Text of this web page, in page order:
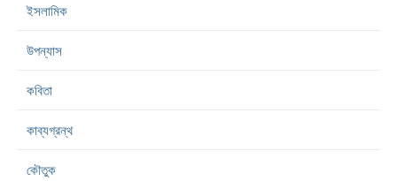
ইসলামিক
উপন্যাস
কবিতা
কাব্যগ্রন্থ
কৌতুক